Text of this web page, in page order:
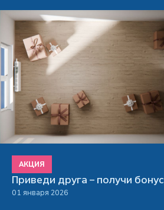
АКЦИЯ
Приведи друга – получи бонус
01 января 2026